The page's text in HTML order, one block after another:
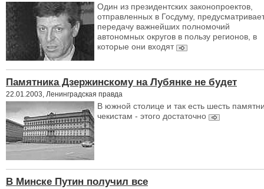
Один из президентских законопроектов,
отправленных в Госдуму,
передачу важнейших полномочий
автономных округов в пользу регионов, в
которые они входят
Памятника Дзержинскому на Лубянке не будет
22.01.2003, Ленинградская правда
В южной столице и так есть шесть
чекистам - этого достаточно
В Минске Путин получил все